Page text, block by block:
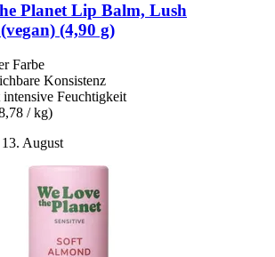
Planet Lip Balm, Lush
(4,90 g)
Farbe
Konsistenz
intensive Feuchtigkeit
/ kg)
August